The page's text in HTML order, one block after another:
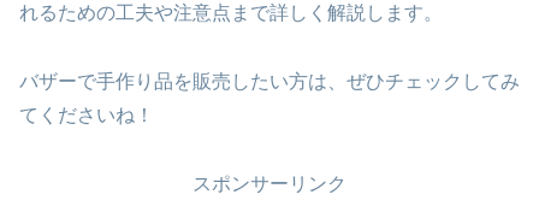
れるための工夫や注意点まで詳しく解説します。
バザーで手作り品を販売したい方は、ぜひチェックしてみ
てくださいね！
スポンサーリンク